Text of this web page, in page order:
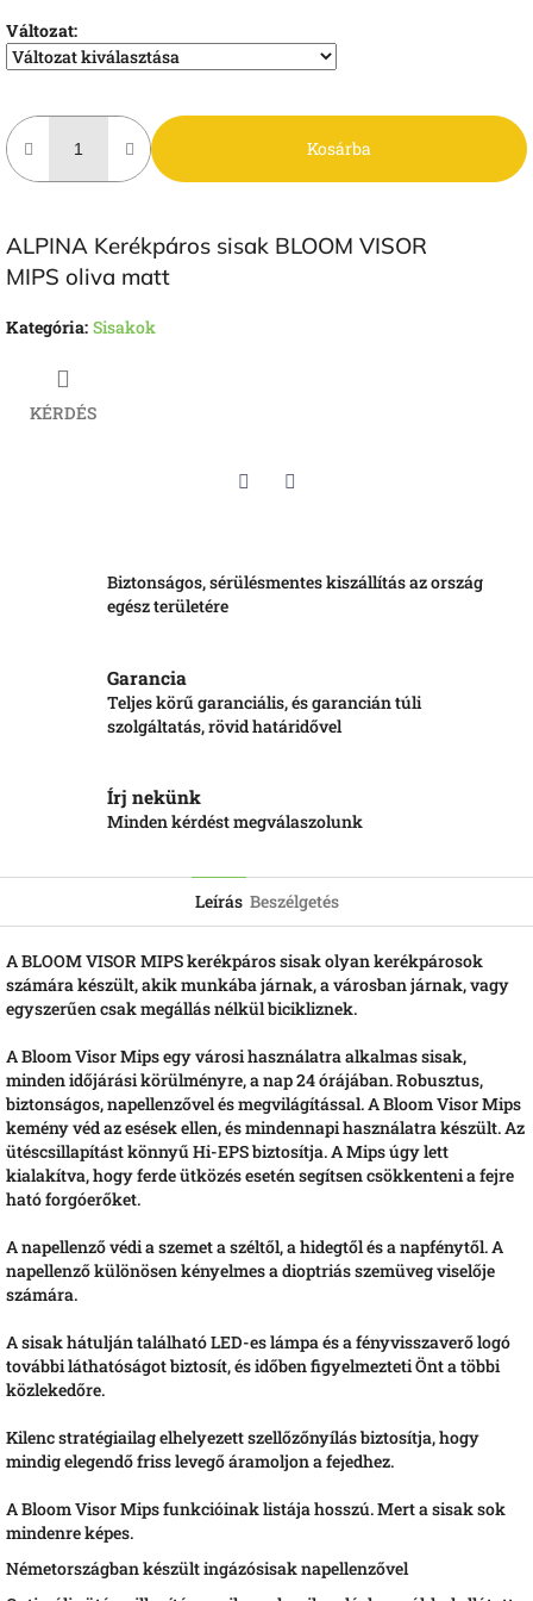
Változat:
Kosárba
ALPINA Kerékpáros sisak BLOOM VISOR
MIPS oliva matt
Kategória: Sisakok
KÉRDÉS
Biztonságos, sérülésmentes kiszállítás az ország
egész területére
Garancia
Teljes körű garanciális, és garancián túli
szolgáltatás, rövid határidővel
Írj nekünk
Minden kérdést megválaszolunk
Leírás Beszélgetés
A BLOOM VISOR MIPS kerékpáros sisak olyan kerékpárosok
számára készült, akik munkába járnak, a városban járnak, vagy
egyszerűen csak megállás nélkül bicikliznek.
A Bloom Visor Mips egy városi használatra alkalmas sisak,
minden időjárási körülményre, a nap 24 órájában. Robusztus,
biztonságos, napellenzővel és megvilágítással. A Bloom Visor Mips
kemény véd az esések ellen, és mindennapi használatra készült. Az
ütéscsillapítást könnyű Hi-EPS biztosítja. A Mips úgy lett
kialakítva, hogy ferde ütközés esetén segítsen csökkenteni a fejre
ható forgóerőket.
A napellenző védi a szemet a széltől, a hidegtől és a napfénytől. A
napellenző különösen kényelmes a dioptriás szemüveg viselője
számára.
A sisak hátulján található LED-es lámpa és a fényvisszaverő logó
további láthatóságot biztosít, és időben figyelmezteti Önt a többi
közlekedőre.
Kilenc stratégiailag elhelyezett szellőzőnyílás biztosítja, hogy
mindig elegendő friss levegő áramoljon a fejedhez.
A Bloom Visor Mips funkcióinak listája hosszú. Mert a sisak sok
mindenre képes.
Németországban készült ingázósisak napellenzővel